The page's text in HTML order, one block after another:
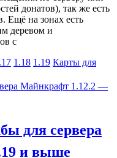
донатов), так же есть
Ещё на зонах есть
деревом и
с
1.18 1.19 Карты для
для сервера
и выше